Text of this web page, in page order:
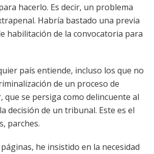
hacerlo. Es decir, un problema
Habría bastado una previa
habilitación de la convocatoria para
país entiende, incluso los que no
de un proceso de
que se persiga como delincuente al
decisión de un tribunal. Este es el
parches.
he insistido en la necesidad